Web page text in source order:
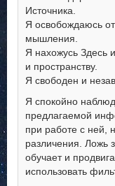
Источника.
Я освобождаюсь
мышления.
Я нахожусь Здесь
и пространству.
Я свободен и
Я спокойно
предлагаемой
при работе с ней,
различения. Ложь
обучает и
использовать